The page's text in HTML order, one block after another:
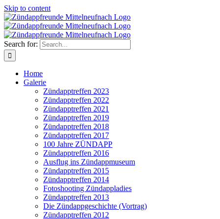
Skip to content
Search for:
Home
Galerie
Zündapptreffen 2023
Zündapptreffen 2022
Zündapptreffen 2021
Zündapptreffen 2019
Zündapptreffen 2018
Zündapptreffen 2017
100 Jahre ZÜNDAPP
Zündapptreffen 2016
Ausflug ins Zündappmuseum
Zündapptreffen 2015
Zündapptreffen 2014
Fotoshooting Zündappladies
Zündapptreffen 2013
Die Zündappgeschichte (Vortrag)
Zündapptreffen 2012